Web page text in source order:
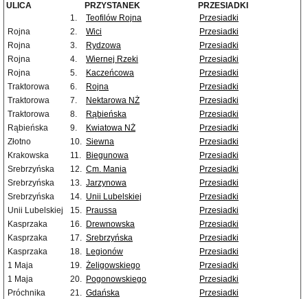
ULICA PRZYSTANEK
PRZESIADKI
1.
Teofilów Rojna
Przesiadki
Rojna
2. Wici
Przesiadki
Rojna
3. Rydzowa
Przesiadki
Rojna
4. Wiernej Rzeki
Przesiadki
Rojna
5. Kaczeńcowa
Przesiadki
Traktorowa
6. Rojna
Przesiadki
Traktorowa
7. Nektarowa NŻ
Przesiadki
Traktorowa
8. Rąbieńska
Przesiadki
Rąbieńska
9. Kwiatowa NŻ
Przesiadki
Złotno
10. Siewna
Przesiadki
Krakowska
11. Biegunowa
Przesiadki
Srebrzyńska
12. Cm. Mania
Przesiadki
Srebrzyńska
13. Jarzynowa
Przesiadki
Srebrzyńska
14. Unii Lubelskiej
Przesiadki
Unii Lubelskiej
15. Praussa
Przesiadki
Kasprzaka
16. Drewnowska
Przesiadki
Kasprzaka
17. Srebrzyńska
Przesiadki
Kasprzaka
18. Legionów
Przesiadki
1 Maja
19. Żeligowskiego
Przesiadki
1 Maja
20. Pogonowskiego
Przesiadki
Próchnika
21. Gdańska
Przesiadki